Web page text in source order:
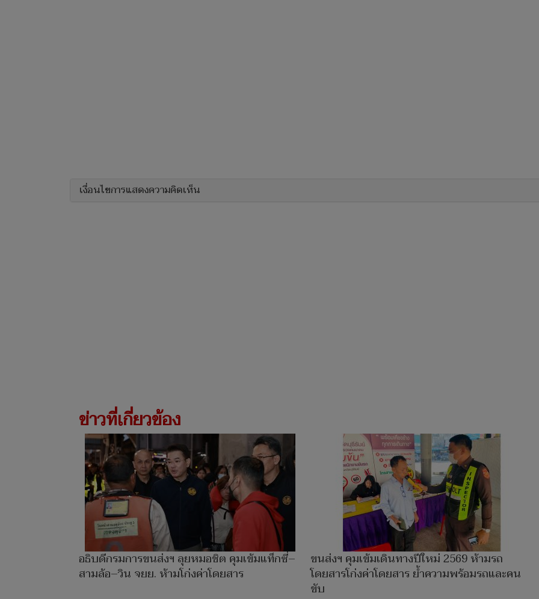
เงื่อนไขการแสดงความคิดเห็น
ข่าวที่เกี่ยวข้อง
อธิบดีกรมการขนส่งฯ ลุยหมอชิต คุมเข้มแท็กซี่–
สามล้อ–วิน จยย. ห้ามโก่งค่าโดยสาร
ขนส่งฯ คุมเข้มเดินทางปีใหม่ 2569 ห้ามรถ
โดยสารโก่งค่าโดยสาร ย้ำความพร้อมรถและคน
ขับ